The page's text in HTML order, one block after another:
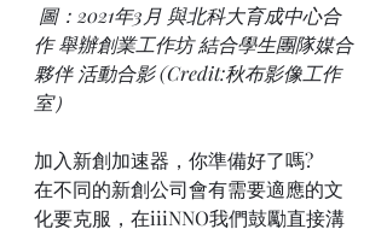
圖：2021年3月 與北科大育成中心合
作 舉辦創業工作坊 結合學生團隊媒合
夥伴 活動合影 (Credit:秋布影像工作
室）
加入新創加速器，你準備好了嗎?
在不同的新創公司會有需要適應的文
化要克服，在iiiNNO我們鼓勵直接溝